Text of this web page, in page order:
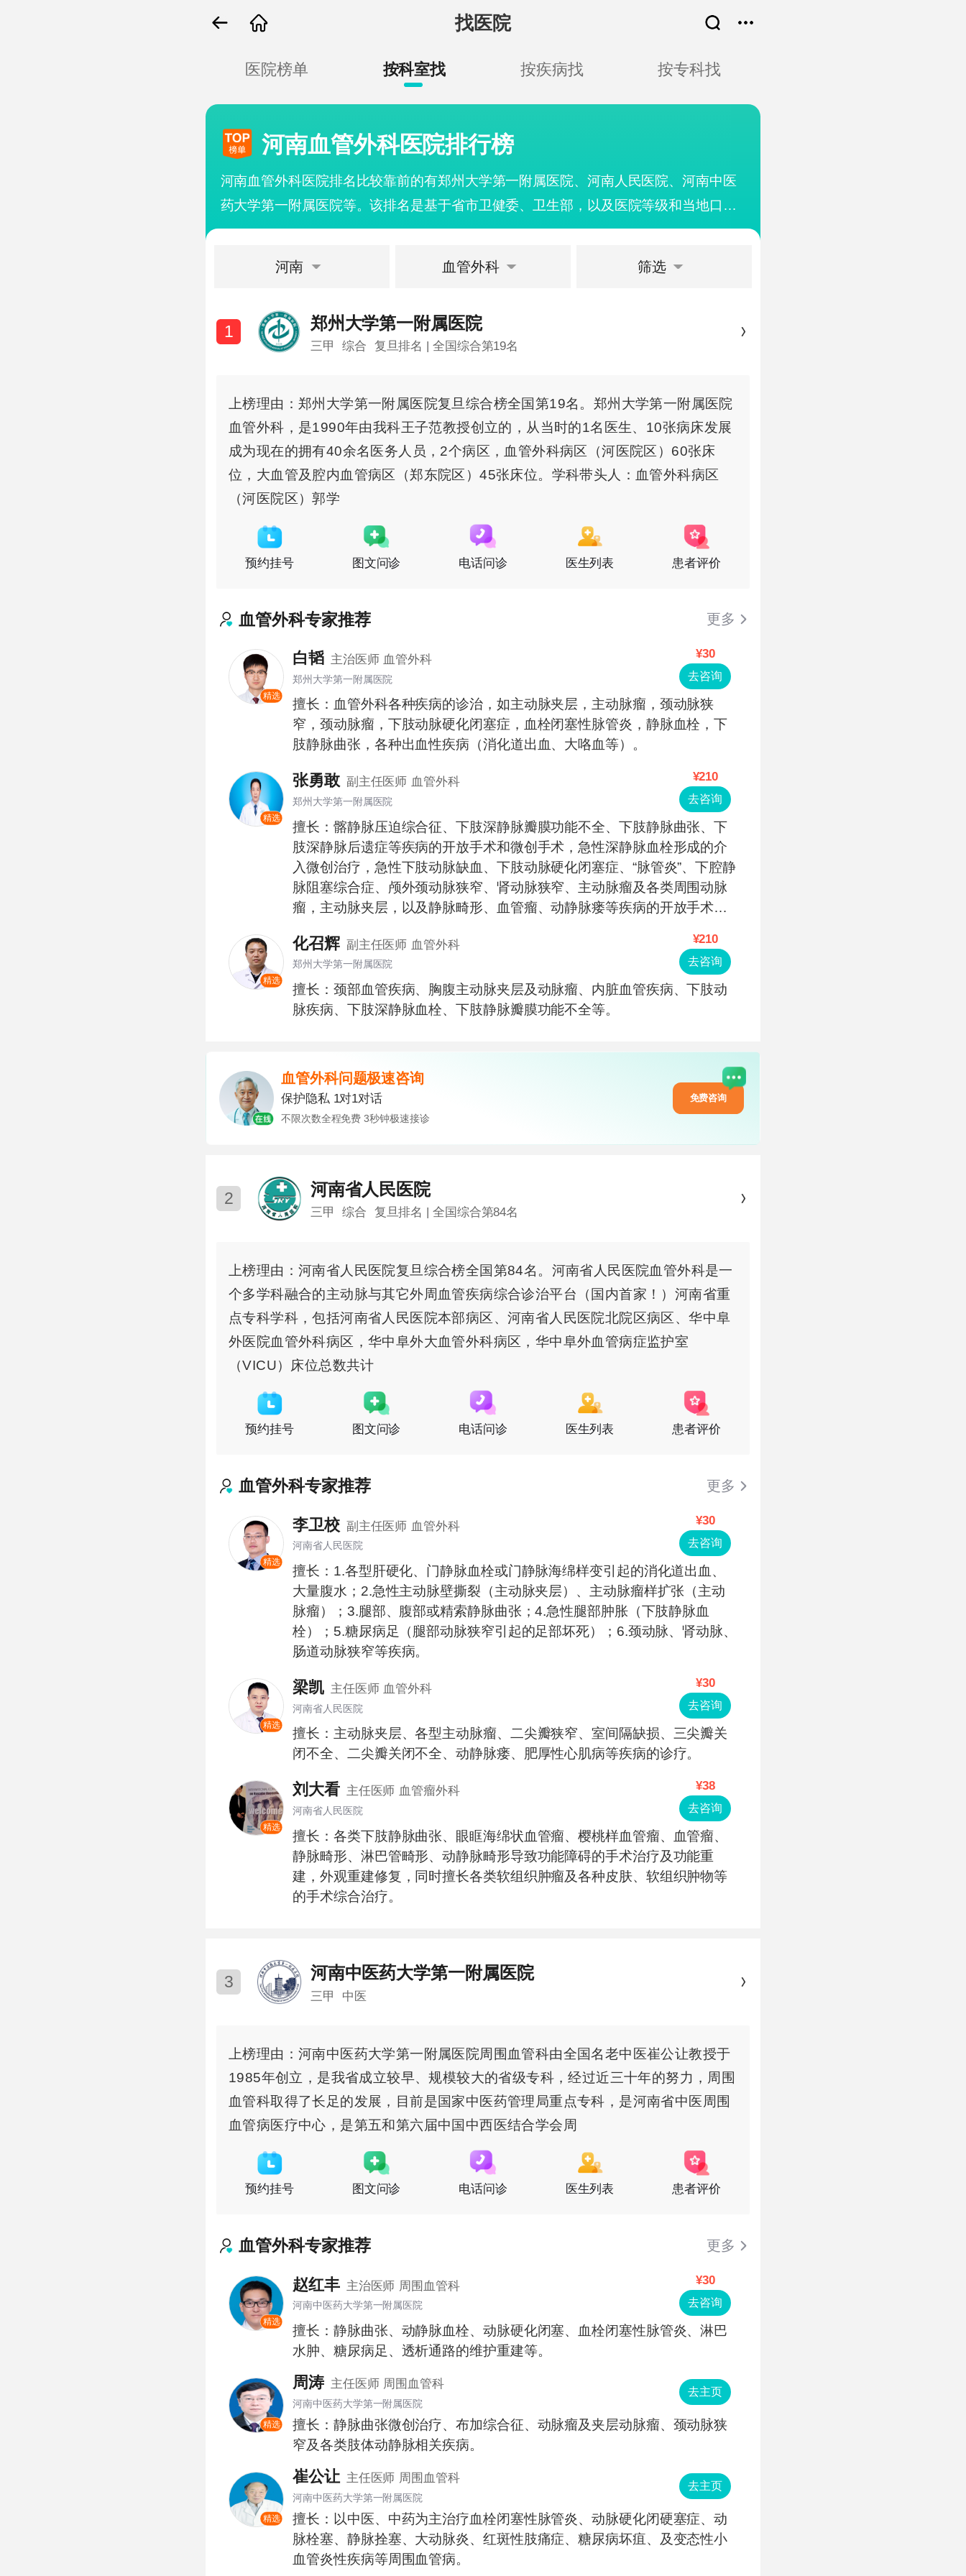
找医院
医院榜单 按科室找 按疾病找 按专科找
河南血管外科医院排行榜
河南血管外科医院排名比较靠前的有郑州大学第一附属医院、河南人民医院、河南中医
药大学第一附属医院等。该排名是基于省市卫健委、卫生部，以及医院等级和当地口碑
等信息产生。这几家医院在血管外科常见病及疑难病的诊治方面，积累了大量的优质专
行线上问诊、电话咨询和挂号服务。
河南 血管外科 筛选
1 郑州大学第一附属医院
三甲 综合 复旦排名 | 全国综合第19名
上榜理由：郑州大学第一附属医院复旦综合榜全国第19名。郑州大学第一附属医院
血管外科，是1990年由我科王子范教授创立的，从当时的1名医生、10张病床发展
成为现在的拥有40余名医务人员，2个病区，血管外科病区（河医院区）60张床
位，大血管及腔内血管病区（郑东院区）45张床位。学科带头人：血管外科病区
（河医院区）郭学
预约挂号 图文问诊 电话问诊 医生列表 患者评价
血管外科专家推荐 更多
精选
白韬 主治医师 血管外科
郑州大学第一附属医院
¥30
去咨询
擅长：血管外科各种疾病的诊治，如主动脉夹层，主动脉瘤，颈动脉狭
窄，颈动脉瘤，下肢动脉硬化闭塞症，血栓闭塞性脉管炎，静脉血栓，下
肢静脉曲张，各种出血性疾病（消化道出血、大咯血等）。
精选
张勇敢 副主任医师 血管外科
郑州大学第一附属医院
¥210
去咨询
擅长：髂静脉压迫综合征、下肢深静脉瓣膜功能不全、下肢静脉曲张、下
肢深静脉后遗症等疾病的开放手术和微创手术，急性深静脉血栓形成的介
入微创治疗，急性下肢动脉缺血、下肢动脉硬化闭塞症、“脉管炎”、下腔静
脉阻塞综合症、颅外颈动脉狭窄、肾动脉狭窄、主动脉瘤及各类周围动脉
瘤，主动脉夹层，以及静脉畸形、血管瘤、动静脉瘘等疾病的开放手术和
精选
化召辉 副主任医师 血管外科
郑州大学第一附属医院
¥210
去咨询
擅长：颈部血管疾病、胸腹主动脉夹层及动脉瘤、内脏血管疾病、下肢动
脉疾病、下肢深静脉血栓、下肢静脉瓣膜功能不全等。
血管外科问题极速咨询
保护隐私 1对1对话
不限次数全程免费 3秒钟极速接诊
免费咨询
2 河南省人民医院
三甲 综合 复旦排名 | 全国综合第84名
上榜理由：河南省人民医院复旦综合榜全国第84名。河南省人民医院血管外科是一
个多学科融合的主动脉与其它外周血管疾病综合诊治平台（国内首家！）河南省重
点专科学科，包括河南省人民医院本部病区、河南省人民医院北院区病区、华中阜
外医院血管外科病区，华中阜外大血管外科病区，华中阜外血管病症监护室
（VICU）床位总数共计
预约挂号 图文问诊 电话问诊 医生列表 患者评价
血管外科专家推荐 更多
精选
李卫校 副主任医师 血管外科
河南省人民医院
¥30
去咨询
擅长：1.各型肝硬化、门静脉血栓或门静脉海绵样变引起的消化道出血、
大量腹水；2.急性主动脉壁撕裂（主动脉夹层）、主动脉瘤样扩张（主动
脉瘤）；3.腿部、腹部或精索静脉曲张；4.急性腿部肿胀（下肢静脉血
栓）；5.糖尿病足（腿部动脉狭窄引起的足部坏死）；6.颈动脉、肾动脉、
肠道动脉狭窄等疾病。
精选
梁凯 主任医师 血管外科
河南省人民医院
¥30
去咨询
擅长：主动脉夹层、各型主动脉瘤、二尖瓣狭窄、室间隔缺损、三尖瓣关
闭不全、二尖瓣关闭不全、动静脉瘘、肥厚性心肌病等疾病的诊疗。
精选
刘大看 主任医师 血管瘤外科
河南省人民医院
¥38
去咨询
擅长：各类下肢静脉曲张、眼眶海绵状血管瘤、樱桃样血管瘤、血管瘤、
静脉畸形、淋巴管畸形、动静脉畸形导致功能障碍的手术治疗及功能重
建，外观重建修复，同时擅长各类软组织肿瘤及各种皮肤、软组织肿物等
的手术综合治疗。
3 河南中医药大学第一附属医院
三甲 中医
上榜理由：河南中医药大学第一附属医院周围血管科由全国名老中医崔公让教授于
1985年创立，是我省成立较早、规模较大的省级专科，经过近三十年的努力，周围
血管科取得了长足的发展，目前是国家中医药管理局重点专科，是河南省中医周围
血管病医疗中心，是第五和第六届中国中西医结合学会周
预约挂号 图文问诊 电话问诊 医生列表 患者评价
血管外科专家推荐 更多
精选
赵红丰 主治医师 周围血管科
河南中医药大学第一附属医院
¥30
去咨询
擅长：静脉曲张、动静脉血栓、动脉硬化闭塞、血栓闭塞性脉管炎、淋巴
水肿、糖尿病足、透析通路的维护重建等。
精选
周涛 主任医师 周围血管科
河南中医药大学第一附属医院
去主页
擅长：静脉曲张微创治疗、布加综合征、动脉瘤及夹层动脉瘤、颈动脉狭
窄及各类肢体动静脉相关疾病。
精选
崔公让 主任医师 周围血管科
河南中医药大学第一附属医院
去主页
擅长：以中医、中药为主治疗血栓闭塞性脉管炎、动脉硬化闭硬塞症、动
脉栓塞、静脉拴塞、大动脉炎、红斑性肢痛症、糖尿病坏疽、及变态性小
血管炎性疾病等周围血管病。